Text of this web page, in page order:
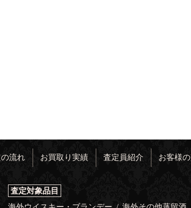
流れ お買取り実績 査定員紹介 お客様
査定対象品目